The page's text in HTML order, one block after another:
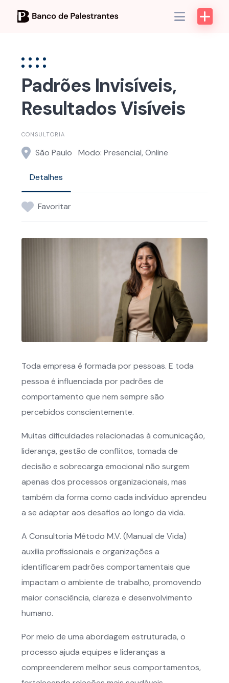
Padrões Invisíveis,
Resultados Visíveis
CONSULTORIA
São Paulo Modo: Presencial, Online
Detalhes
Favoritar
Toda empresa é formada por pessoas. E toda
pessoa é influenciada por padrões de
comportamento que nem sempre são
percebidos conscientemente.
Muitas dificuldades relacionadas à comunicação,
liderança, gestão de conflitos, tomada de
decisão e sobrecarga emocional não surgem
apenas dos processos organizacionais, mas
também da forma como cada indivíduo aprendeu
a se adaptar aos desafios ao longo da vida.
A Consultoria Método M.V. (Manual de Vida)
auxilia profissionais e organizações a
identificarem padrões comportamentais que
impactam o ambiente de trabalho, promovendo
maior consciência, clareza e desenvolvimento
humano.
Por meio de uma abordagem estruturada, o
processo ajuda equipes e lideranças a
compreenderem melhor seus comportamentos,